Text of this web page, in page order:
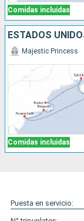
Comidas incluidas
ESTADOS
Comidas incluidas
Majestic Princess
Puesta en servicio: